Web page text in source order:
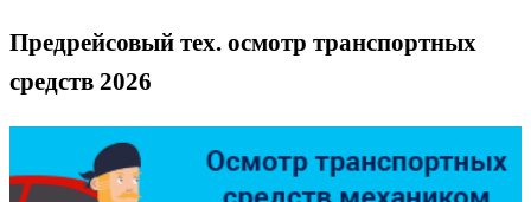
Предрейсовый тех. осмотр транспортных
средств 2026